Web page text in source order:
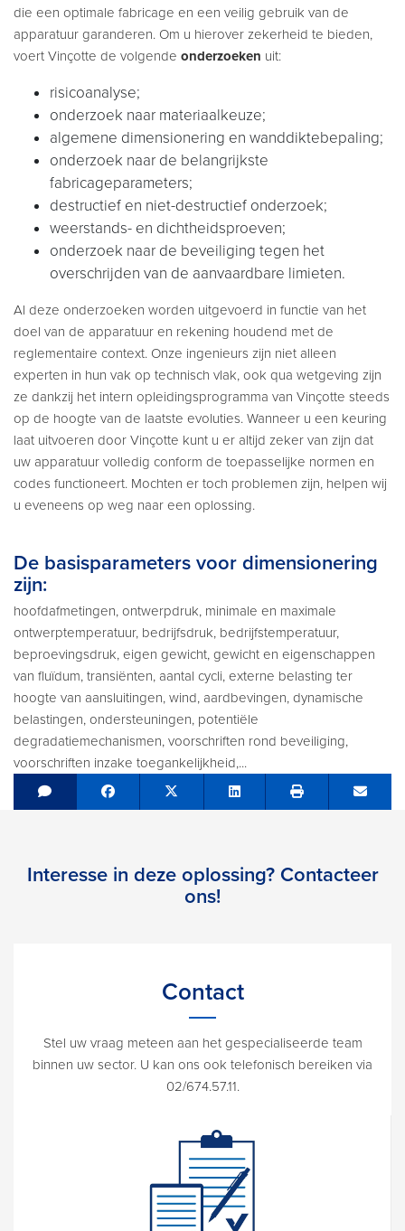
die een optimale fabricage en een veilig gebruik van de
apparatuur garanderen. Om u hierover zekerheid te bieden,
voert Vinçotte de volgende onderzoeken uit:
risicoanalyse;
onderzoek naar materiaalkeuze;
algemene dimensionering en wanddiktebepaling;
onderzoek naar de belangrijkste
fabricageparameters;
destructief en niet-destructief onderzoek;
weerstands- en dichtheidsproeven;
onderzoek naar de beveiliging tegen het
overschrijden van de aanvaardbare limieten.
Al deze onderzoeken worden uitgevoerd in functie van het
doel van de apparatuur en rekening houdend met de
reglementaire context. Onze ingenieurs zijn niet alleen
experten in hun vak op technisch vlak, ook qua wetgeving zijn
ze dankzij het intern opleidingsprogramma van Vinçotte steeds
op de hoogte van de laatste evoluties. Wanneer u een keuring
laat uitvoeren door Vinçotte kunt u er altijd zeker van zijn dat
uw apparatuur volledig conform de toepasselijke normen en
codes functioneert. Mochten er toch problemen zijn, helpen wij
u eveneens op weg naar een oplossing.
De basisparameters voor dimensionering
zijn:
hoofdafmetingen, ontwerpdruk, minimale en maximale
ontwerptemperatuur, bedrijfsdruk, bedrijfstemperatuur,
beproevingsdruk, eigen gewicht, gewicht en eigenschappen
van fluïdum, transiënten, aantal cycli, externe belasting ter
hoogte van aansluitingen, wind, aardbevingen, dynamische
belastingen, ondersteuningen, potentiële
degradatiemechanismen, voorschriften rond beveiliging,
voorschriften inzake toegankelijkheid,...
Share on Facebook
Tweet Share on LinkedIn Send
Interesse in deze oplossing? Contacteer
ons!
Contact
Stel uw vraag meteen aan het gespecialiseerde team
binnen uw sector. U kan ons ook telefonisch bereiken via
02/674.57.11.